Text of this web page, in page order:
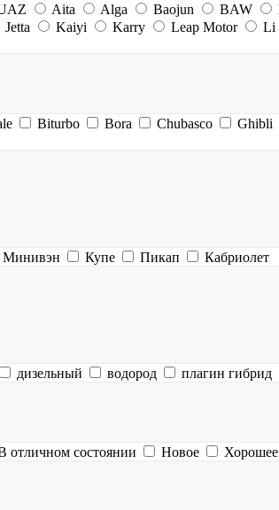
Aita Alga Baojun BAW
Jetta Kaiyi Karry Leap Motor Li
Biturbo Bora Chubasco Ghibli
Минивэн Купе Пикап Кабриолет
дизельный водород плагин гибрид
отличном состоянии Новое Хорошее